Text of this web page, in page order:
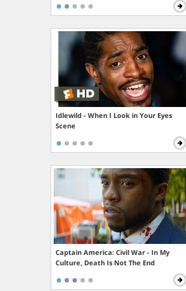
Idlewild - When I Look in Your Eyes
Scene
Captain America: Civil War - In My
Culture, Death Is Not The End